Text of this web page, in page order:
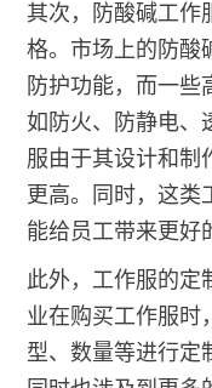
其次，防酸碱工作
格。市场上的防酸
防护功能，而一些
如防火、防静电、
服由于其设计和制
更高。同时，这类
能给员工带来更好
此外，工作服的定
业在购买工作服时
型、数量等进行定